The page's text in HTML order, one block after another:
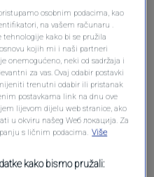
osobnim podacima, kao
na vašem računaru .
kako bi se pružila
kojih mi i naši partneri
onemogućeno, neki od sadržaja i
za vas. Ovaj odabir postavki
trenutni odabir ili pristanak
postavkama link na dnu ove
lijevom dijelu web stranice, ako
u okviru našeg Wеб локација. Za
s ličnim podacima. Više
kako bismo pružali: